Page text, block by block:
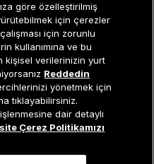
Ekle
markasıdır. © Eren Holding
göre özelleştirilmiş
için çerezler
için zorunlu
kullanımına ve bu
kişisel verilerinizin yurt
Reddedin
yönetmek için
tıklayabilirsiniz.
dair detaylı
Çerez Politikamızı